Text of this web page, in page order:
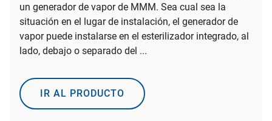
un generador de vapor de MMM. Sea cual sea la
situación en el lugar de instalación, el generador de
vapor puede instalarse en el esterilizador integrado, al
lado, debajo o separado del ...
IR AL PRODUCTO